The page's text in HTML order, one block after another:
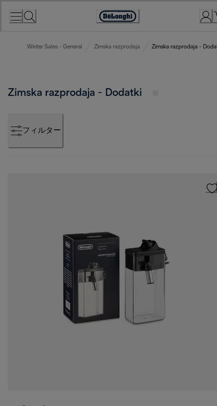
Accessibility
Winter Sales - General Zimska razprodaja Zimska razprodaja -
Zimska razprodaja - Dodatki
フィルター